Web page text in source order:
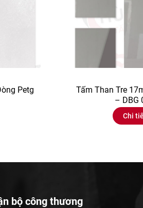
Petg
Tấm Than Tre
– DBG
Chi
bộ công thương